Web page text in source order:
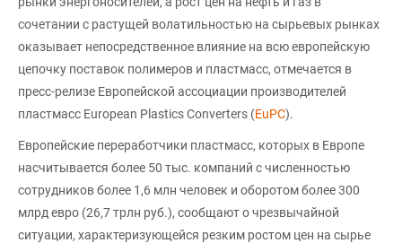
сочетании с растущей волатильностью на сырьевых рынках
оказывает непосредственное влияние на всю европейскую
цепочку поставок полимеров и пластмасс, отмечается в
пресс-релизе Европейской ассоциации производителей
пластмасс European Plastics Converters (EuPC).
Европейские переработчики пластмасс, которых в Европе
насчитывается более 50 тыс. компаний с численностью
сотрудников более 1,6 млн человек и оборотом более 300
млрд евро (26,7 трлн руб.), сообщают о чрезвычайной
ситуации, характеризующейся резким ростом цен на сырье